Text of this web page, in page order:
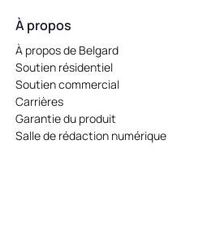
À propos
À propos de Belgard
Soutien résidentiel
Soutien commercial
Carrières
opens
in
a
Garantie du produit
Salle de rédaction numérique